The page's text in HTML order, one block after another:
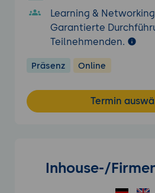
Learning &
Garantierte
Teilnehmenden.
Präsenz Online
Termin
Inhouse-/